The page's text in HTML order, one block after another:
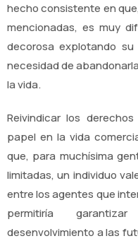
hecho consistente en
mencionadas, es muy
decorosa explotando
necesidad de
la vida.
Reivindicar los
papel en la vida
que, para muchísima
limitadas, un individuo
entre los agentes que
permitiría
desenvolvimiento a las